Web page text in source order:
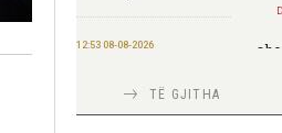
12:53 08-08-2026
nivel rreziku i lartë për
zjarre në tetë qarqe
TË GJITHA